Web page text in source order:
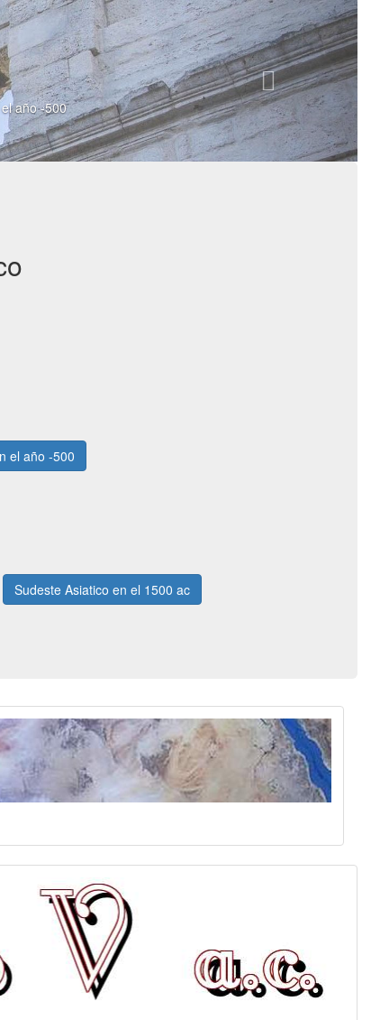
año -500
el año -500
Sudeste Asiatico en el 1500 ac